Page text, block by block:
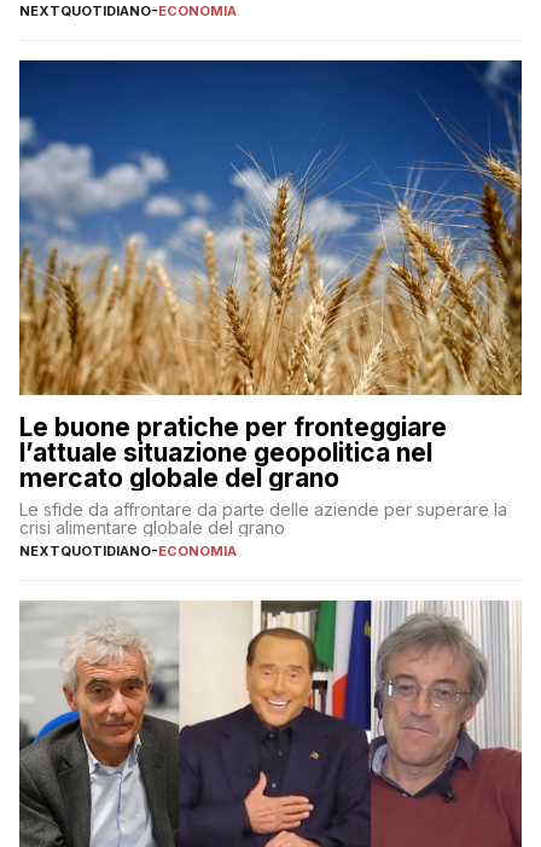
NEXTQUOTIDIANO-ECONOMIA
Le buone pratiche per fronteggiare
l’attuale situazione geopolitica nel
mercato globale del grano
Le sfide da affrontare da parte delle aziende per superare la
crisi alimentare globale del grano
NEXTQUOTIDIANO-ECONOMIA